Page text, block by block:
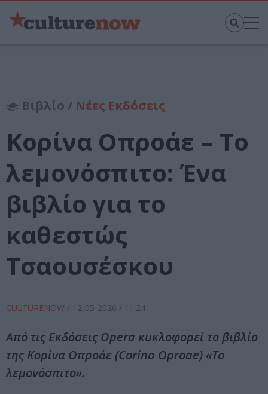
Βιβλίο / Νέες Εκδόσεις
Κορίνα Οπροάε – Το
λεμονόσπιτο: Ένα
βιβλίο για το
καθεστώς
Τσαουσέσκου
CULTURENOW / 12-05-2026 / 11:24
Από τις Εκδόσεις Opera κυκλοφορεί το βιβλίο
της Κορίνα Οπροάε (Corina Oproae) «Το
λεμονόσπιτο».